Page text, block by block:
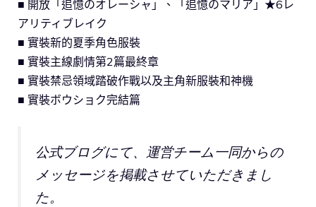
■ 開放「追憶のオレーシャ」、「追憶のマリア」★6レ
アリティブレイク
■ 實裝新的夏季角色服裝
■ 實裝主線劇情第2篇最終章
■ 實裝禁忌領域踏破作戰以及主角新服裝和神機
■ 實裝ボウショク完結篇
公式ブログにて、運営チーム一同からの
メッセージを掲載させていただきまし
た。